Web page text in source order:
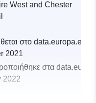
West and Chester
στο data.europa.eu:
2021
στα
2022